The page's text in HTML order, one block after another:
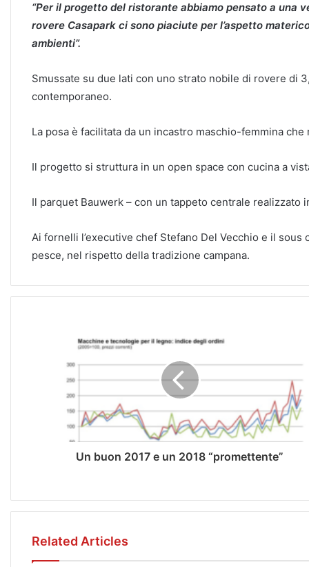
“Per il progetto del ristorante abbiamo pensato a una
rovere Casapark ci sono piaciute per l’aspetto
ambienti”.
Smussate su due lati con uno strato nobile di rovere di
contemporaneo.
La posa è facilitata da un incastro maschio-femmina
Il progetto si struttura in un open space con cucina a
Il parquet Bauwerk – con un tappeto centrale realizzato
Ai fornelli l’executive chef Stefano Del Vecchio e il
pesce, nel rispetto della tradizione campana.
Un buon 2017 e un 2018 “promettente”
Related Articles